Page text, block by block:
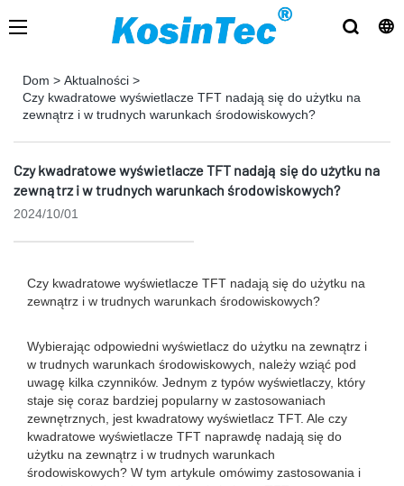
Dom > Aktualności >
Czy kwadratowe wyświetlacze TFT nadają się do użytku na
zewnątrz i w trudnych warunkach środowiskowych?
Czy kwadratowe wyświetlacze TFT nadają się do użytku na
zewnątrz i w trudnych warunkach środowiskowych?
2024/10/01
Czy kwadratowe wyświetlacze TFT nadają się do użytku na
zewnątrz i w trudnych warunkach środowiskowych?
Wybierając odpowiedni wyświetlacz do użytku na zewnątrz i
w trudnych warunkach środowiskowych, należy wziąć pod
uwagę kilka czynników. Jednym z typów wyświetlaczy, który
staje się coraz bardziej popularny w zastosowaniach
zewnętrznych, jest kwadratowy wyświetlacz TFT. Ale czy
kwadratowe wyświetlacze TFT naprawdę nadają się do
użytku na zewnątrz i w trudnych warunkach
środowiskowych? W tym artykule omówimy zastosowania i